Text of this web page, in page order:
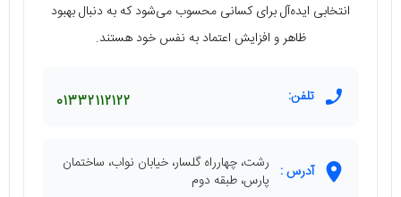
انتخابی ایده‌آل برای کسانی محسوب می‌شود که به دنبال بهبود
ظاهر و افزایش اعتماد به نفس خود هستند.
تلفن: 01332112122
آدرس : رشت، چهارراه گلسار، خیابان نواب، ساختمان
پارس، طبقه دوم